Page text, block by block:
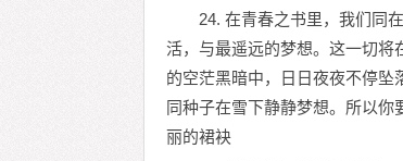
24. 在青春之书里，我们同
活，与最遥远的梦想。这一切将
的空茫黑暗中，日日夜夜不停
同种子在雪下静静梦想。所以
丽的裙袂